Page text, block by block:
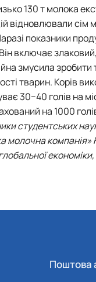
130 т молока
відновлювали сім
показники
включає
змусила
тварин. Корів
30−40 голів на
на 1000
студентських
молочна
Поштова